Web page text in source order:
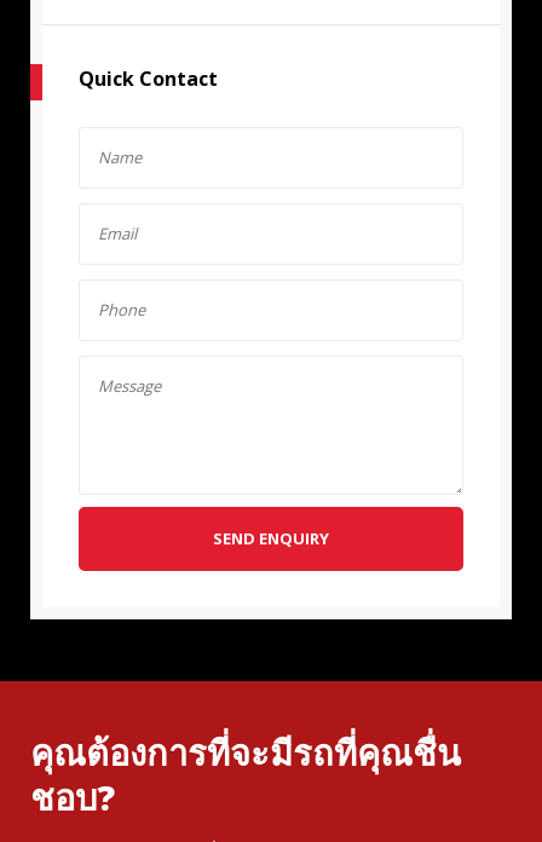
Quick Contact
SEND ENQUIRY
คุณต้องการที่จะมีรถที่คุณชื่น
ชอบ?